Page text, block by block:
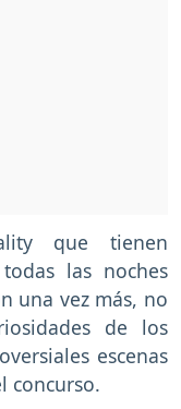
que tienen
las noches
una vez más, no
de los
escenas
concurso.